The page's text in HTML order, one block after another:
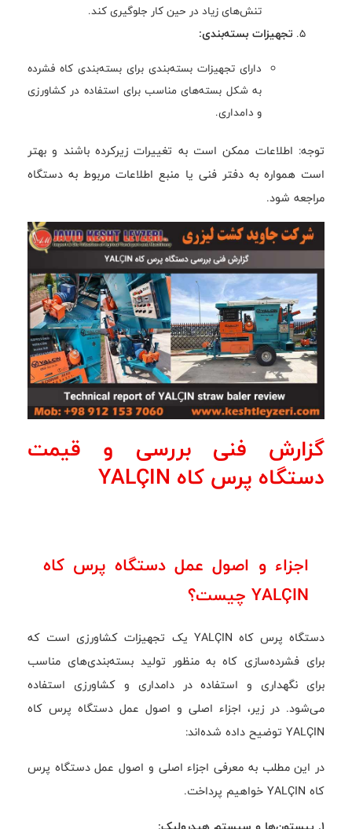
تنش‌های زیاد در حین کار جلوگیری کند.
تجهیزات بسته‌بندی:
دارای تجهیزات بسته‌بندی برای بسته‌بندی کاه فشرده
به شکل بسته‌های مناسب برای استفاده در کشاورزی
و دامداری.
توجه: اطلاعات ممکن است به تغییرات زیرکرده باشند و بهتر
است همواره به دفتر فنی یا منبع اطلاعات مربوط به دستگاه
مراجعه شود.
گزارش فنی بررسی و قیمت
دستگاه پرس کاه YALÇIN
اجزاء و اصول عمل دستگاه پرس کاه
YALÇIN چیست؟
دستگاه پرس کاه YALÇIN یک تجهیزات کشاورزی است که
برای فشرده‌سازی کاه به منظور تولید بسته‌بندی‌های مناسب
برای نگهداری و استفاده در دامداری و کشاورزی استفاده
می‌شود. در زیر، اجزاء اصلی و اصول عمل دستگاه پرس کاه
YALÇIN توضیح داده شده‌اند:
در این مطلب به معرفی اجزاء اصلی و اصول عمل دستگاه پرس
کاه YALÇIN خواهیم پرداخت.